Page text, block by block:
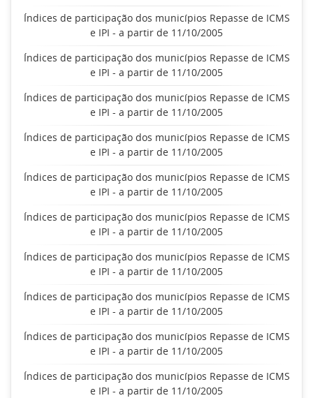
Índices de participação dos municípios Repasse de ICMS
e IPI - a partir de 11/10/2005
Índices de participação dos municípios Repasse de ICMS
e IPI - a partir de 11/10/2005
Índices de participação dos municípios Repasse de ICMS
e IPI - a partir de 11/10/2005
Índices de participação dos municípios Repasse de ICMS
e IPI - a partir de 11/10/2005
Índices de participação dos municípios Repasse de ICMS
e IPI - a partir de 11/10/2005
Índices de participação dos municípios Repasse de ICMS
e IPI - a partir de 11/10/2005
Índices de participação dos municípios Repasse de ICMS
e IPI - a partir de 11/10/2005
Índices de participação dos municípios Repasse de ICMS
e IPI - a partir de 11/10/2005
Índices de participação dos municípios Repasse de ICMS
e IPI - a partir de 11/10/2005
Índices de participação dos municípios Repasse de ICMS
e IPI - a partir de 11/10/2005